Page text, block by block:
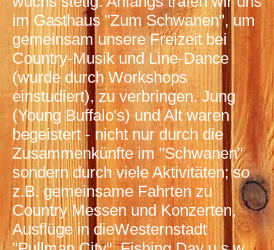
im Gasthaus "Zum Schwanen", um
gemeinsam unsere Freizeit bei
Country-Musik und Line-Dance
(wurde durch Workshops
einstudiert), zu verbringen. Jung
(Young Buffalo's) und Alt waren
begeistert - nicht nur durch die
Zusammenkünfte im "Schwanen"
sondern durch viele Aktivitäten; so
z.B. gemeinsame Fahrten zu
Country Messen und Konzerten,
Ausflüge in dieWesternstadt